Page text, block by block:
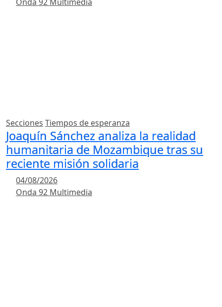
Secciones Tiempos de esperanza
Joaquín Sánchez analiza la realidad
humanitaria de Mozambique tras su
reciente misión solidaria
04/08/2026
Onda 92 Multimedia